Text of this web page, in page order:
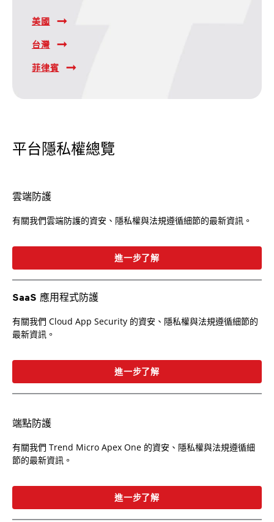
美國
台灣
菲律賓
平台隱私權總覽
雲端防護
有關我們雲端防護的資安、隱私權與法規遵循細節的最新資訊。
進一步了解
SaaS 應用程式防護
有關我們 Cloud App Security 的資安、隱私權與法規遵循細節的
最新資訊。
進一步了解
端點防護
有關我們 Trend Micro Apex One 的資安、隱私權與法規遵循細
節的最新資訊。
進一步了解